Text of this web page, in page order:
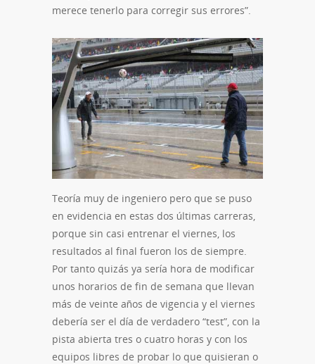
merece tenerlo para corregir sus errores”.
Teoría muy de ingeniero pero que se puso
en evidencia en estas dos últimas carreras,
porque sin casi entrenar el viernes, los
resultados al final fueron los de siempre.
Por tanto quizás ya sería hora de modificar
unos horarios de fin de semana que llevan
más de veinte años de vigencia y el viernes
debería ser el día de verdadero “test”, con la
pista abierta tres o cuatro horas y con los
equipos libres de probar lo que quisieran o